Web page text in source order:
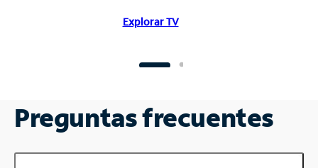
Explorar TV
Preguntas frecuentes